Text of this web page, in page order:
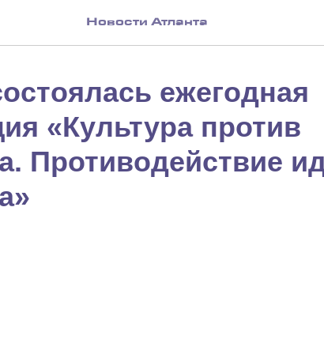
Новости Атланта
ежегодная
«Культура против
Противодействие